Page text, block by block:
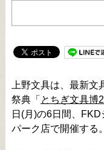
上野文具は、最新
祭典「 とちぎ文具博
日(月)の6日間、
パーク店で開催する。